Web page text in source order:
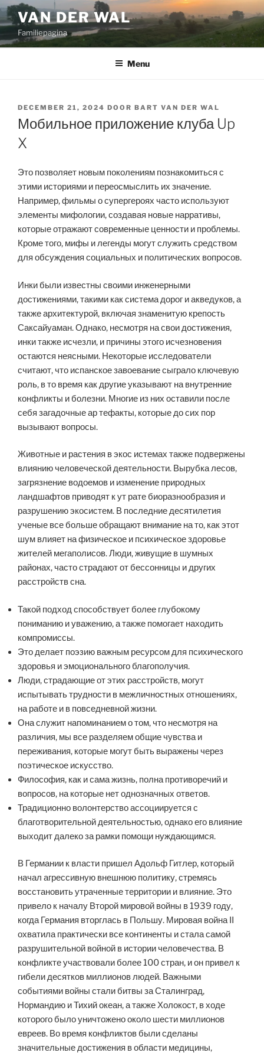
Ga
naar
inhoud
VAN DER WAL
Familiepagina
Menu
GEPLAATST
OP
DECEMBER 21, 2024 DOOR BART VAN DER WAL
Мобильное приложение клуба Up
X
Это позволяет новым поколениям познакомиться с
этими историями и переосмыслить их значение.
Например, фильмы о супергероях часто используют
элементы мифологии, создавая новые нарративы,
которые отражают современные ценности и проблемы.
Кроме того, мифы и легенды могут служить средством
для обсуждения социальных и политических вопросов.
Инки были известны своими инженерными
достижениями, такими как система дорог и акведуков, а
также архитектурой, включая знаменитую крепость
Саксайуаман. Однако, несмотря на свои достижения,
инки также исчезли, и причины этого исчезновения
остаются неясными. Некоторые исследователи
считают, что испанское завоевание сыграло ключевую
роль, в то время как другие указывают на внутренние
конфликты и болезни. Многие из них оставили после
себя загадочные ар тефакты, которые до сих пор
вызывают вопросы.
Животные и растения в экос истемах также подвержены
влиянию человеческой деятельности. Вырубка лесов,
загрязнение водоемов и изменение природных
ландшафтов приводят к ут рате биоразнообразия и
разрушению экосистем. В последние десятилетия
ученые все больше обращают внимание на то, как этот
шум влияет на физическое и психическое здоровье
жителей мегаполисов. Люди, живущие в шумных
районах, часто страдают от бессонницы и других
расстройств сна.
Такой подход способствует более глубокому
пониманию и уважению, а также помогает находить
компромиссы.
Это делает поэзию важным ресурсом для психического
здоровья и эмоционального благополучия.
Люди, страдающие от этих расстройств, могут
испытывать трудности в межличностных отношениях,
на работе и в повседневной жизни.
Она служит напоминанием о том, что несмотря на
различия, мы все разделяем общие чувства и
переживания, которые могут быть выражены через
поэтическое искусство.
Философия, как и сама жизнь, полна противоречий и
вопросов, на которые нет однозначных ответов.
Традиционно волонтерство ассоциируется с
благотворительной деятельностью, однако его влияние
выходит далеко за рамки помощи нуждающимся.
В Германии к власти пришел Адольф Гитлер, который
начал агрессивную внешнюю политику, стремясь
восстановить утраченные территории и влияние. Это
привело к началу Второй мировой войны в 1939 году,
когда Германия вторглась в Польшу. Мировая война II
охватила практически все континенты и стала самой
разрушительной войной в истории человечества. В
конфликте участвовали более 100 стран, и он привел к
гибели десятков миллионов людей. Важными
событиями войны стали битвы за Сталинград,
Нормандию и Тихий океан, а также Холокост, в ходе
которого было уничтожено около шести миллионов
евреев. Во время конфликтов были сделаны
значительные достижения в области медицины,